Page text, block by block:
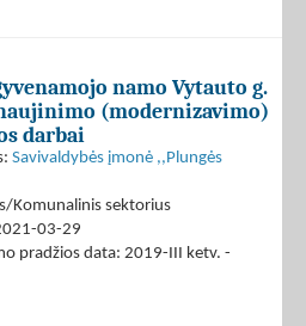
namo Vytauto g.
(modernizavimo)
darbai
Savivaldybės įmonė ,,Plungės
Komunalinis sektorius
03-29
pradžios data: 2019-III ketv. -